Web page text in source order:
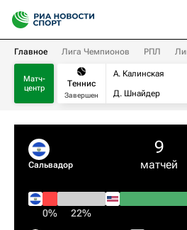
Главное Лига Чемпионов РПЛ
Матч-
центр
Теннис
Завершен
А. Калинская
Д. Шнайдер
Сальвадор
9
матчей
0% 22%